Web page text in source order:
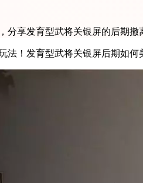
享发育型武将关银屏的后期
法！发育型武将关银屏后期如